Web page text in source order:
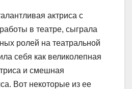
актриса с
в театре, сыграла
ролей на театральной
себя как великолепная
и смешная
Вот некоторые из ее